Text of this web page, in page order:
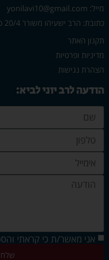
מייל: yonilavi10@gmail.com
כתובת: הרב ישעיהו משורר 20/4 פתח תקווה
תקנון האתר
מדיניות ופרטיות
הצהרת נגישות
הודעה לרב יוני לביא:
אני מאשר/ת כי קראתי